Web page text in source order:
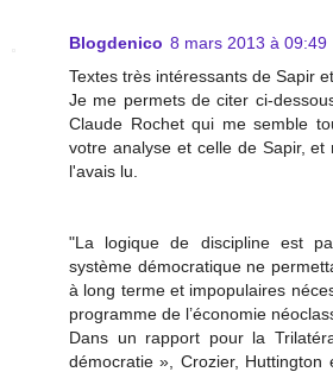
Blogdenico 8 mars 2013 à 09:49
Textes très intéressants de Sapir
Je me permets de citer ci-
Claude Rochet qui me semble
votre analyse et celle de Sapir,
l'avais lu.
"La logique de discipline est
système démocratique ne
à long terme et impopulaires
programme de l’économie
Dans un rapport pour la
démocratie », Crozier, Huttington